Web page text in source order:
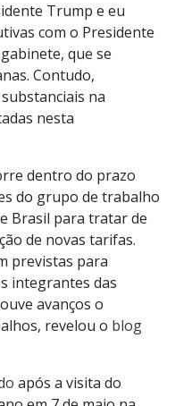
Trump e eu
com o Presidente
que se
Contudo,
na
nesta
dentro do prazo
do grupo de trabalho
Brasil para tratar de
de novas tarifas.
previstas para
integrantes das
avanços o
revelou o blog
após a visita do